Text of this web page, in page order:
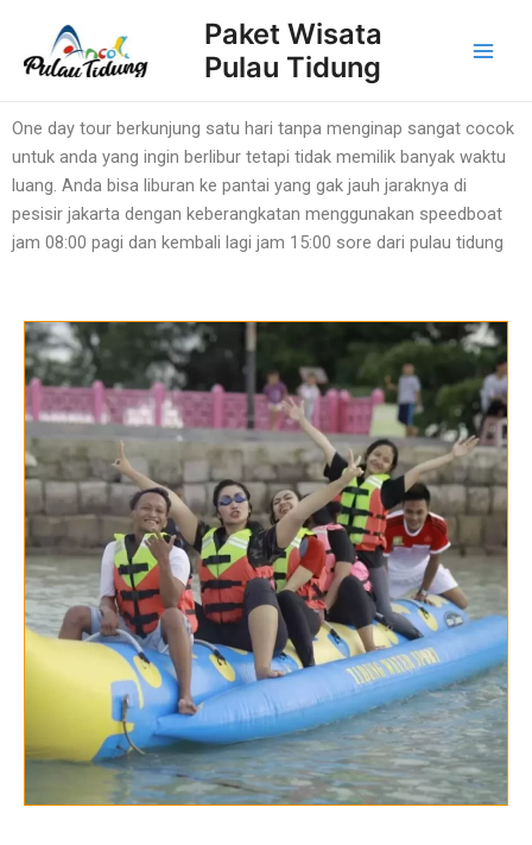
konten
Paket Wisata
Pulau Tidung
One day tour berkunjung satu hari tanpa menginap sangat cocok
untuk anda yang ingin berlibur tetapi tidak memilik banyak waktu
luang. Anda bisa liburan ke pantai yang gak jauh jaraknya di
pesisir jakarta dengan keberangkatan menggunakan speedboat
jam 08:00 pagi dan kembali lagi jam 15:00 sore dari pulau tidung